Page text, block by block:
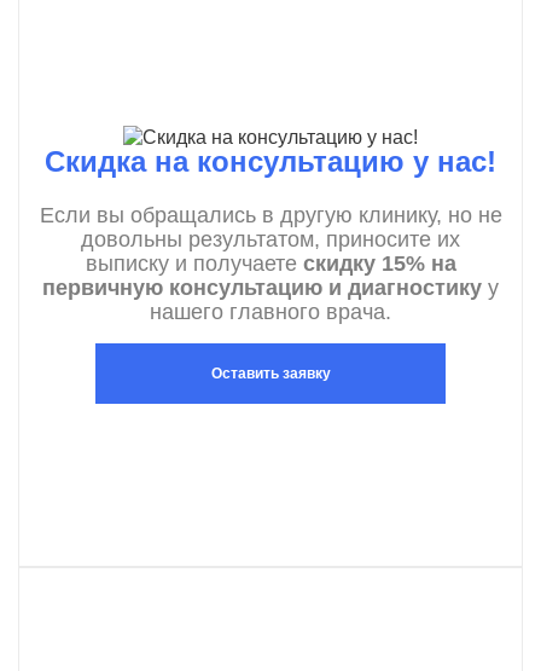
Скидка на консультацию у нас!
Если вы обращались в другую клинику, но не
довольны результатом, приносите их
выписку и получаете скидку 15% на
первичную консультацию и диагностику у
нашего главного врача.
Оставить заявку